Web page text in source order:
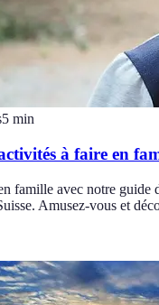
5 min
à faire en
famille avec notre guide
Amusez-vous et